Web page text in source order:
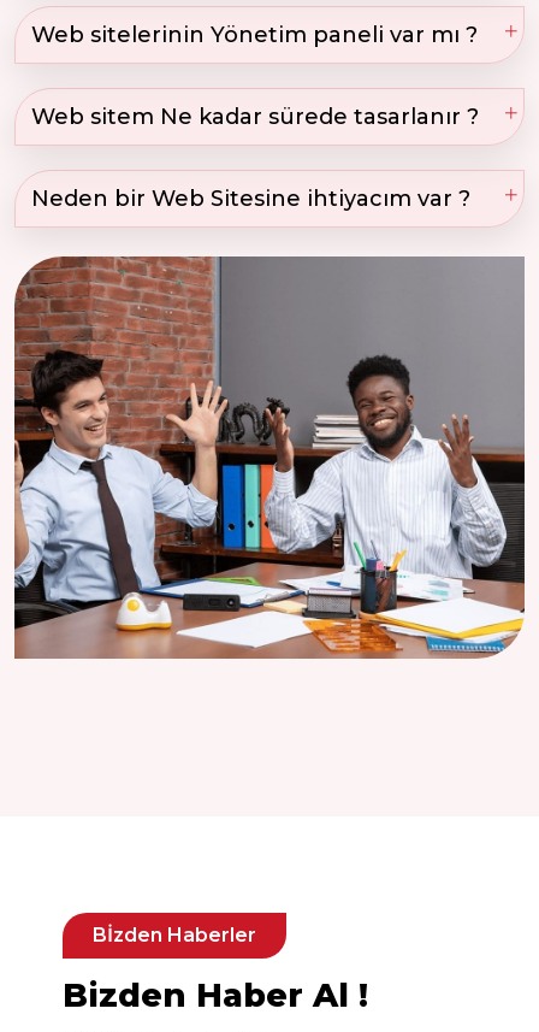
Web sitelerinin Yönetim paneli var mı ?
Web sitem Ne kadar sürede tasarlanır ?
Neden bir Web Sitesine ihtiyacım var ?
Bİzden Haberler
Bizden Haber Al !